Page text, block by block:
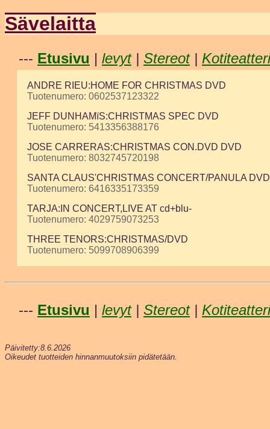
Sävelaitta
--- Etusivu | levyt| Stereot| Kotiteatteri
ANDRE RIEU:HOME FOR CHRISTMAS DVD
Tuotenumero: 0602537123322
JEFF DUNHAMïS:CHRISTMAS SPEC DVD
Tuotenumero: 5413356388176
JOSE CARRERAS:CHRISTMAS CON.DVD DVD
Tuotenumero: 8032745720198
SANTA CLAUS'CHRISTMAS CONCERT/PANULA DVD
Tuotenumero: 6416335173359
TARJA:IN CONCERT,LIVE AT cd+blu-
Tuotenumero: 4029759073253
THREE TENORS:CHRISTMAS/DVD
Tuotenumero: 5099708906399
--- Etusivu | levyt| Stereot| Kotiteatteri
Päivitetty:8.6.2026
Oikeudet tuotteiden hinnanmuutoksiin pidätetään.